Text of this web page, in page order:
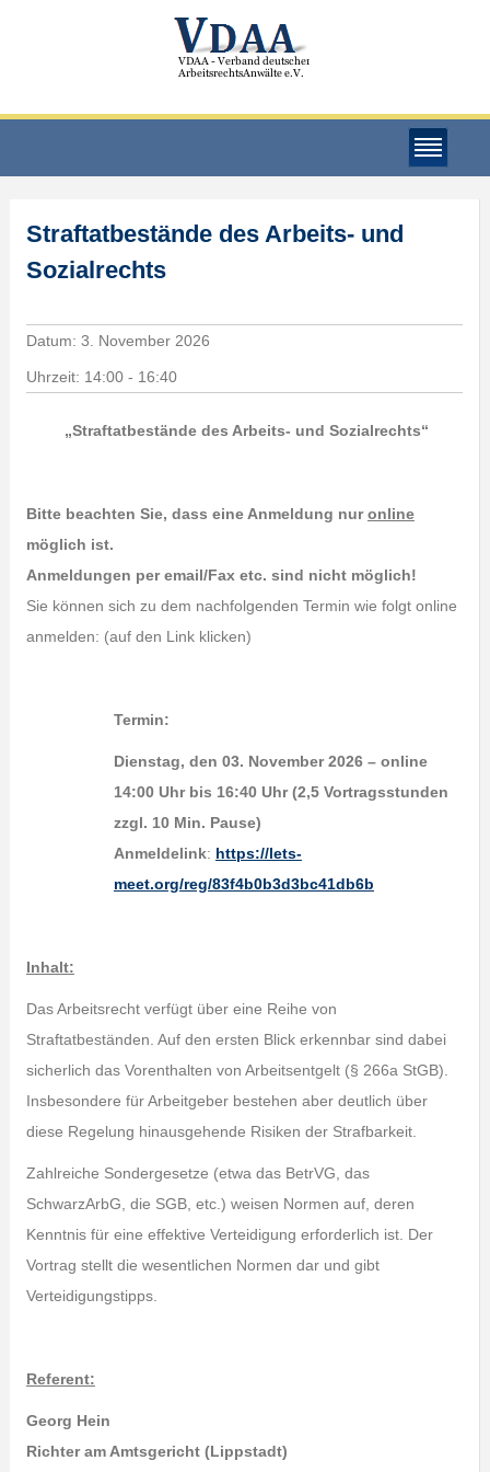
Straftatbestände des Arbeits- und
Sozialrechts
Datum: 3. November 2026
Uhrzeit: 14:00 - 16:40
„Straftatbestände des Arbeits- und Sozialrechts“
Bitte beachten Sie, dass eine Anmeldung nuronline
möglich ist.
Anmeldungen per email/Fax etc. sind nicht möglich!
Sie können sich zu dem nachfolgenden Termin wie folgt online
anmelden: (auf den Link klicken)
Termin:
Dienstag, den 03. November 2026 – online
14:00 Uhr bis 16:40 Uhr (2,5 Vortragsstunden
zzgl. 10 Min. Pause)
Anmeldelink: https://lets-
meet.org/reg/83f4b0b3d3bc41db6b
Inhalt:
Das Arbeitsrecht verfügt über eine Reihe von
Straftatbeständen. Auf den ersten Blick erkennbar sind dabei
sicherlich das Vorenthalten von Arbeitsentgelt (§ 266a StGB).
Insbesondere für Arbeitgeber bestehen aber deutlich über
diese Regelung hinausgehende Risiken der Strafbarkeit.
Zahlreiche Sondergesetze (etwa das BetrVG, das
SchwarzArbG, die SGB, etc.) weisen Normen auf, deren
Kenntnis für eine effektive Verteidigung erforderlich ist. Der
Vortrag stellt die wesentlichen Normen dar und gibt
Verteidigungstipps.
Referent:
Georg Hein
Richter am Amtsgericht (Lippstadt)